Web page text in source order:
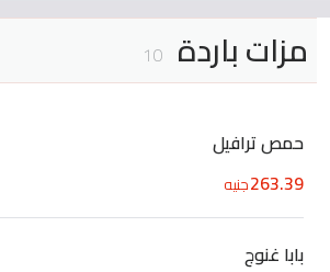
مزات باردة 10
حمص ترافيل
263.39جنيه
بابا غنوج